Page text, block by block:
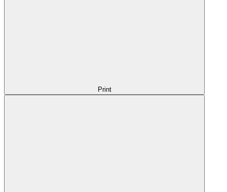
Print